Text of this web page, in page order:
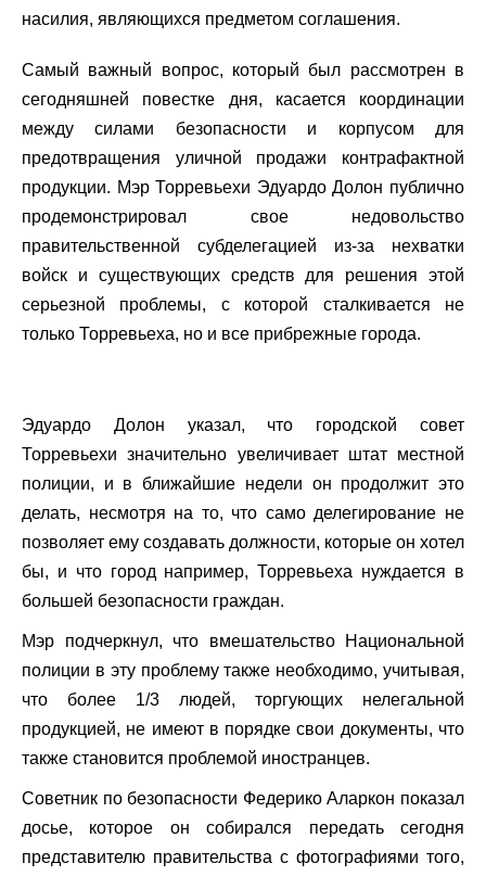
насилия, являющихся предметом соглашения.
Самый важный вопрос, который был рассмотрен в
сегодняшней повестке дня, касается координации
между силами безопасности и корпусом для
предотвращения уличной продажи контрафактной
продукции. Мэр Торревьехи Эдуардо Долон публично
продемонстрировал свое недовольство
правительственной субделегацией из-за нехватки
войск и существующих средств для решения этой
серьезной проблемы, с которой сталкивается не
только Торревьеха, но и все прибрежные города.
Эдуардо Долон указал, что городской совет
Торревьехи значительно увеличивает штат местной
полиции, и в ближайшие недели он продолжит это
делать, несмотря на то, что само делегирование не
позволяет ему создавать должности, которые он хотел
бы, и что город например, Торревьеха нуждается в
большей безопасности граждан.
Мэр подчеркнул, что вмешательство Национальной
полиции в эту проблему также необходимо, учитывая,
что более 1/3 людей, торгующих нелегальной
продукцией, не имеют в порядке свои документы, что
также становится проблемой иностранцев.
Советник по безопасности Федерико Аларкон показал
досье, которое он собирался передать сегодня
представителю правительства с фотографиями того,